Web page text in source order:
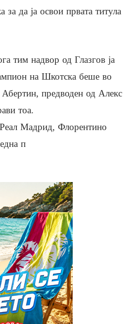
за да ја освои првата титула
тим надвор од Глазгов ја
на Шкотска беше во
предводен од Алекс
тоа.
Мадрид, Флорентино
п